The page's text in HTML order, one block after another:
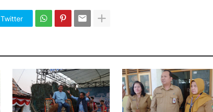
Twitter